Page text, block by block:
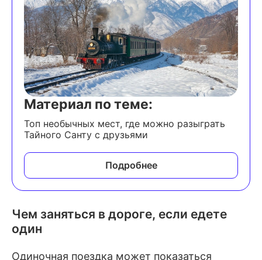
Материал по теме:
Топ необычных мест, где можно разыграть
Тайного Санту с друзьями
Подробнее
Чем заняться в дороге, если едете
один
Одиночная поездка может показаться